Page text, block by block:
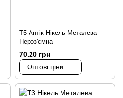
Т5 Антік Нікель Металева
Нероз'ємна
70.20 грн
Оптові ціни